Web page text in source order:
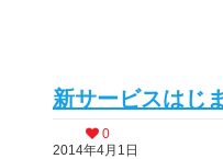
新サービスはじ
0
2014年4月1日